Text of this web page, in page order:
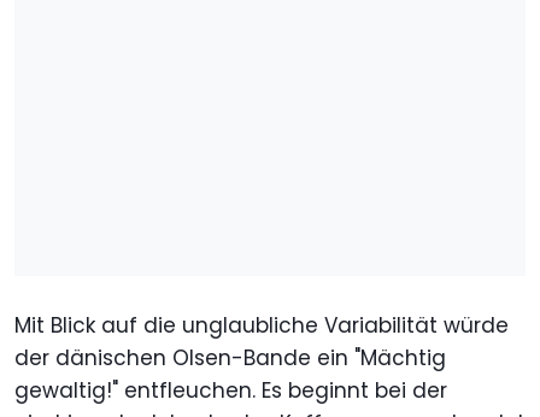
Mit Blick auf die unglaubliche Variabilität würde
der dänischen Olsen-Bande ein "Mächtig
gewaltig!" entfleuchen. Es beginnt bei der